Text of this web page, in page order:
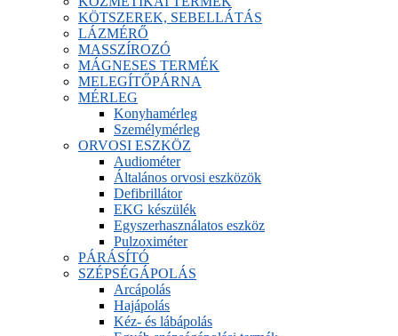
KÖTSZEREK, SEBELLÁTÁS
LÁZMÉRŐ
MASSZÍROZÓ
MÁGNESES TERMÉK
MELEGÍTŐPÁRNA
MÉRLEG
Konyhamérleg
Személymérleg
ORVOSI ESZKÖZ
Audiométer
Általános orvosi eszközök
Defibrillátor
EKG készülék
Egyszerhasználatos eszköz
Pulzoximéter
PÁRÁSÍTÓ
SZÉPSÉGÁPOLÁS
Arcápolás
Hajápolás
Kéz- és lábápolás